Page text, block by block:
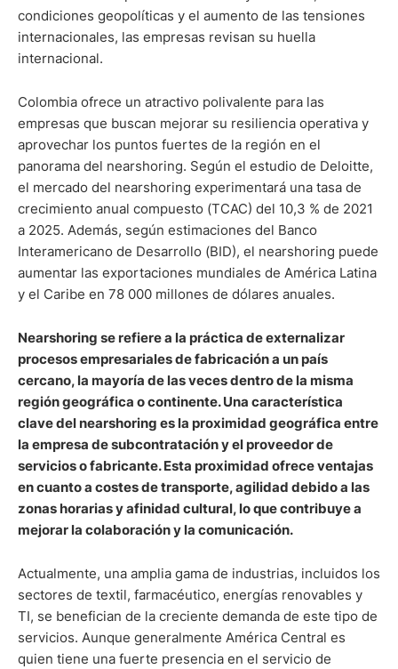
condiciones geopolíticas y el aumento de las tensiones
internacionales, las empresas revisan su huella
internacional.
Colombia ofrece un atractivo polivalente para las
empresas que buscan mejorar su resiliencia operativa y
aprovechar los puntos fuertes de la región en el
panorama del nearshoring. Según el estudio de Deloitte,
el mercado del nearshoring experimentará una tasa de
crecimiento anual compuesto (TCAC) del 10,3 % de 2021
a 2025. Además, según estimaciones del Banco
Interamericano de Desarrollo (BID), el nearshoring puede
aumentar las exportaciones mundiales de América Latina
y el Caribe en 78 000 millones de dólares anuales.
Nearshoring se refiere a la práctica de externalizar
procesos empresariales de fabricación a un país
cercano, la mayoría de las veces dentro de la misma
región geográfica o continente. Una característica
clave del nearshoring es la proximidad geográfica entre
la empresa de subcontratación y el proveedor de
servicios o fabricante. Esta proximidad ofrece ventajas
en cuanto a costes de transporte, agilidad debido a las
zonas horarias y afinidad cultural, lo que contribuye a
mejorar la colaboración y la comunicación.
Actualmente, una amplia gama de industrias, incluidos los
sectores de textil, farmacéutico, energías renovables y
TI, se benefician de la creciente demanda de este tipo de
servicios. Aunque generalmente América Central es
quien tiene una fuerte presencia en el servicio de